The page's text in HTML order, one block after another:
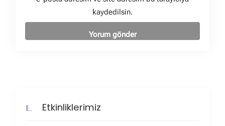
kaydedilsin.
Etkinliklerimiz